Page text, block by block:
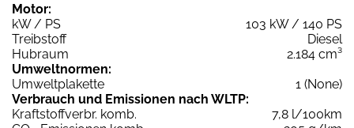
Motor:
kW / PS
103 kW / 140 PS
Treibstoff
Diesel
Hubraum
2.184 cm³
Umweltnormen:
Umweltplakette
1 (None)
Verbrauch und Emissionen nach WLTP:
Kraftstoffverbr. komb.
7,8 l/100km